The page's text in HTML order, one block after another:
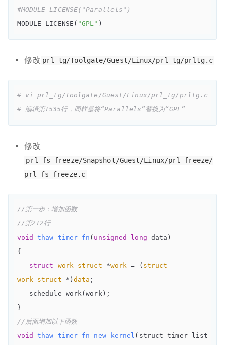
#MODULE_LICENSE("Parallels")
MODULE_LICENSE( "GPL"
修改 prl_tg/Toolgate/Guest/Linux/prl_tg/prltg.c
# vi prl_tg/Toolgate/Guest/Linux/prl_tg/prltg.c
# 编辑第1535行，同样是将“Parallels”替换为“GPL”
修改
prl_fs_freeze/Snapshot/Guest/Linux/prl_freeze/
prl_fs_freeze.c
//第一步：增加函数
//第212行
void
thaw_timer_fn ( unsigned long data)
{
struct
work_struct *work = ( struct
work_struct *) data ;
//后面增加以下函数
void
thaw_timer_fn_new_kernel (struct timer_list